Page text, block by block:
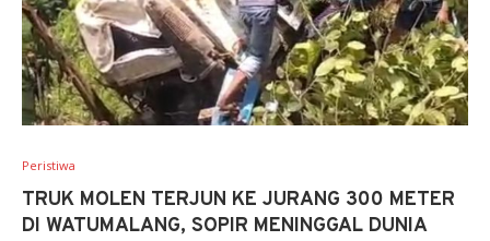
Peristiwa
TRUK MOLEN TERJUN KE JURANG 300 METER
DI WATUMALANG, SOPIR MENINGGAL DUNIA